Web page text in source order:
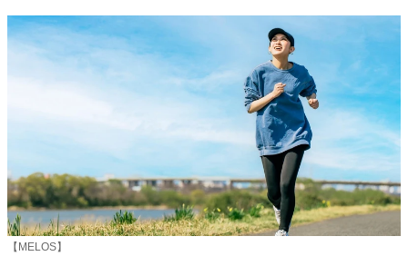
【MELOS】